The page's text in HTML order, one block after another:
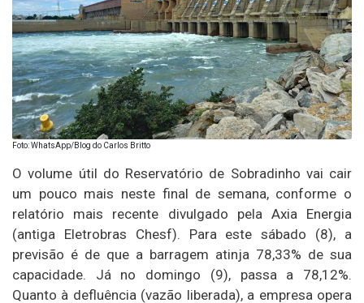
Foto: WhatsApp/Blog do Carlos Britto
O volume útil do Reservatório de Sobradinho vai cair
um pouco mais neste final de semana, conforme o
relatório mais recente divulgado pela Axia Energia
(antiga Eletrobras Chesf). Para este sábado (8), a
previsão é de que a barragem atinja 78,33% de sua
capacidade. Já no domingo (9), passa a 78,12%.
Quanto à defluência (vazão liberada), a empresa opera